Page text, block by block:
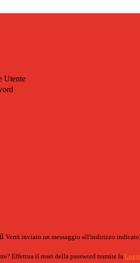
Utente
Verrà inviato un messaggio all'indirizzo
Effettua il reset della password tramite la